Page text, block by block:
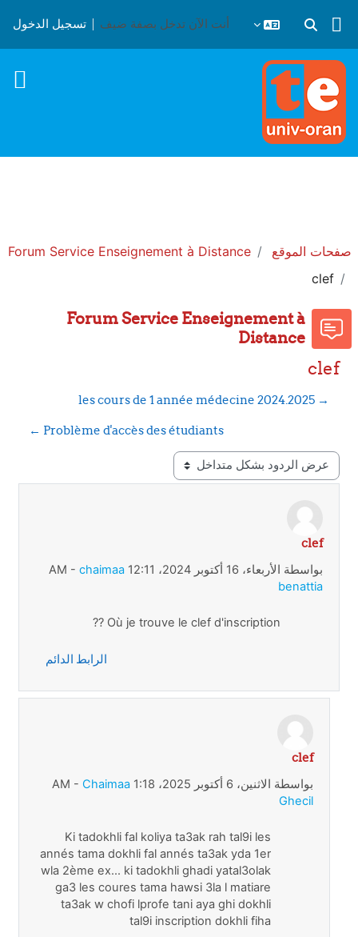
تبديل إدخال البحث
أنت الآن تدخل بصفة ضيف تسجيل الدخول
صفحات الموقع
Forum Service Enseignement à Distance
clef
Forum Service Enseignement à
Distance
clef
→ les cours de 1 année médecine 2024.2025
Problème d'accès des étudiants ←
نمط العرض
clef
بواسطة الأربعاء، 16 أكتوبر 2024، 12:11 AM - chaimaa
benattia
عدد الردود: 1
Où je trouve le clef d'inscription ??
الرابط الدائم
رداً على chaimaa benattia
clef
بواسطة الاثنين، 6 أكتوبر 2025، 1:18 AM - Chaimaa
Ghecil
Ki tadokhli fal koliya ta3ak rah tal9i les
annés tama dokhli fal annés ta3ak yda 1er
wla 2ème ex... ki tadokhli ghadi yatal3olak
ga3 les coures tama hawsi 3la l matiare
ta3ak w chofi lprofe tani aya ghi dokhli
tal9i inscription dokhli fiha